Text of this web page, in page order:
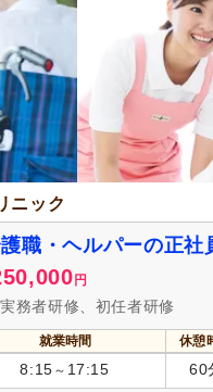
土
(72,011) 年
日以上(34,938) 有給
介護
冬
社
加費補助(25,322)
り(79,647) 退
度あり(410,059)
(59,458) 寮・
(140,021) 扶
ニック
職・ヘルパーの正社
円
務者研修、初任者研修
就業時間 休憩
8:15 ～ 17:15 60